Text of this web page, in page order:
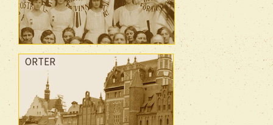
ORTER